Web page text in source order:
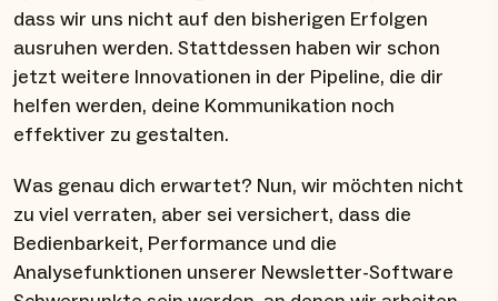
dass wir uns nicht auf den bisherigen Erfolgen
ausruhen werden. Stattdessen haben wir schon
jetzt weitere Innovationen in der Pipeline, die dir
helfen werden, deine Kommunikation noch
effektiver zu gestalten.
Was genau dich erwartet? Nun, wir möchten nicht
zu viel verraten, aber sei versichert, dass die
Bedienbarkeit, Performance und die
Analysefunktionen unserer Newsletter-Software